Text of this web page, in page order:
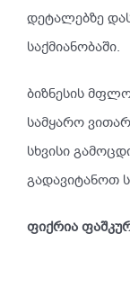
დეტალებზე
საქმიანობაში.
ბიზნესის
სამყარო
სხვისი
გადავიტანოთ
ფიქრია